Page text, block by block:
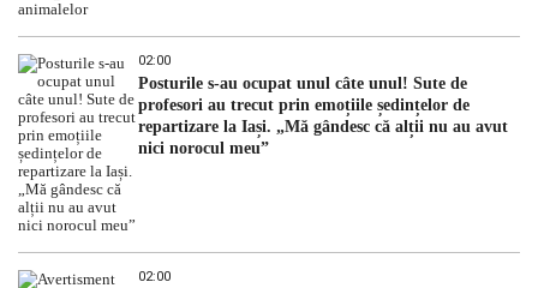
02:00
Posturile s-au ocupat unul câte unul! Sute de
profesori au trecut prin emoțiile ședințelor de
repartizare la Iași. „Mă gândesc că alții nu au avut
nici norocul meu”
02:00